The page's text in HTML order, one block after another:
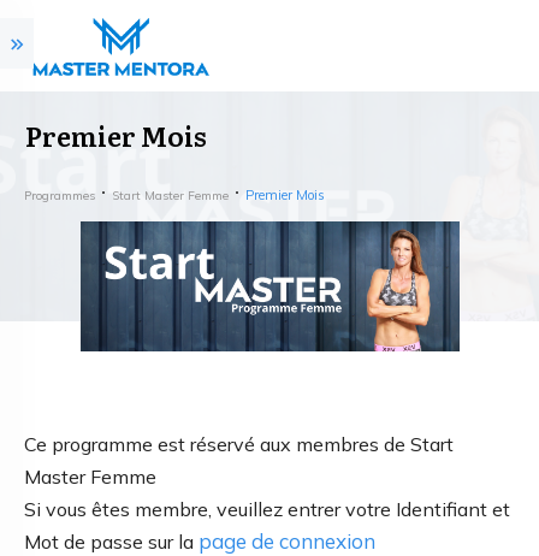
Premier Mois
Programmes Start Master Femme Premier Mois
Ce programme est réservé aux membres de Start
Master Femme
Si vous êtes membre, veuillez entrer votre Identifiant et
Mot de passe sur la page de connexion